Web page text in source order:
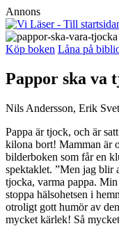
Annons
Köp boken Låna på
Pappor ska va
Nils Andersson, Erik
Pappa är tjock, och är
kilona bort! Mamman är
bilderboken som får en
spektaklet. ”Men jag blir
tjocka, varma pappa.
stoppa hälsohetsen i
otroligt gott humör av
mycket kärlek! Så